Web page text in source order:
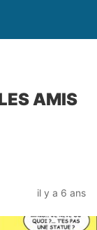
AMIS
il y a 6 ans